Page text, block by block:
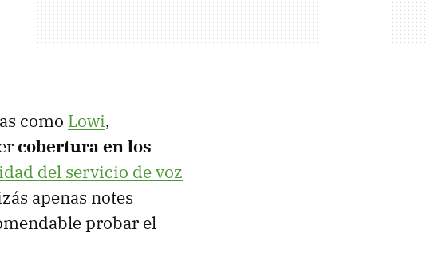
como Lowi,
cobertura en los
del servicio de voz
apenas notes
probar el